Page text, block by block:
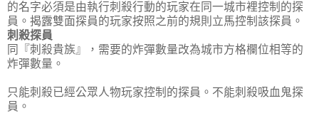
的名字必須是由執行刺殺行動的玩家在同一城市裡控制的探
員。揭露雙面探員的玩家按照之前的規則立馬控制該探員。
刺殺探員
同『刺殺貴族』，需要的炸彈數量改為城市方格欄位相等的
炸彈數量。
只能刺殺已經公眾人物玩家控制的探員。不能刺殺吸血鬼探
員。